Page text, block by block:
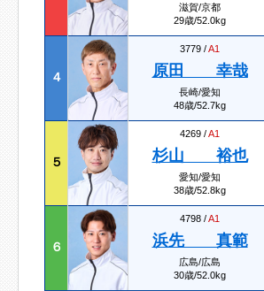
滋賀/京都
29歳/52.0kg
４
3779 /A1
原田 幸哉
長崎/愛知
48歳/52.7kg
５
4269 /A1
杉山 裕也
愛知/愛知
38歳/52.8kg
６
4798 /A1
浜先 真範
広島/広島
30歳/52.0kg